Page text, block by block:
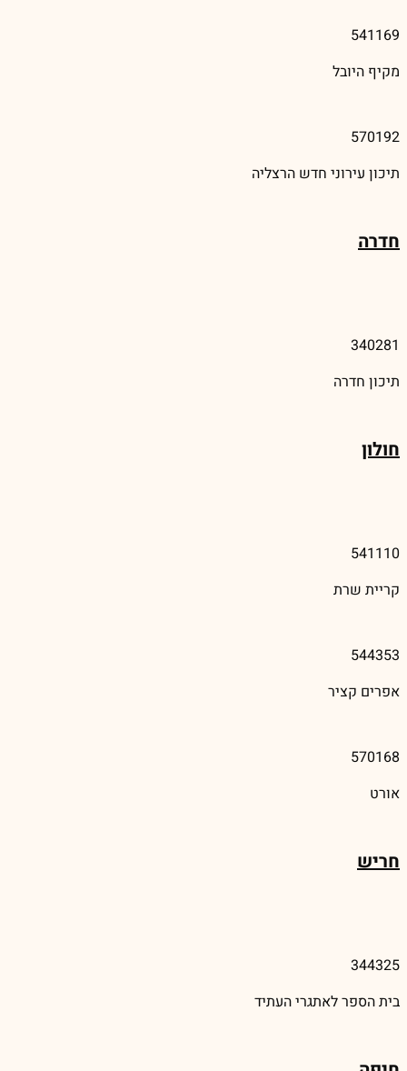
541169
מקיף היובל
570192
תיכון עירוני חדש הרצליה
חדרה
340281
תיכון חדרה
חולון
541110
קריית שרת
544353
אפרים קציר
570168
אורט
חריש
344325
בית הספר לאתגרי העתיד